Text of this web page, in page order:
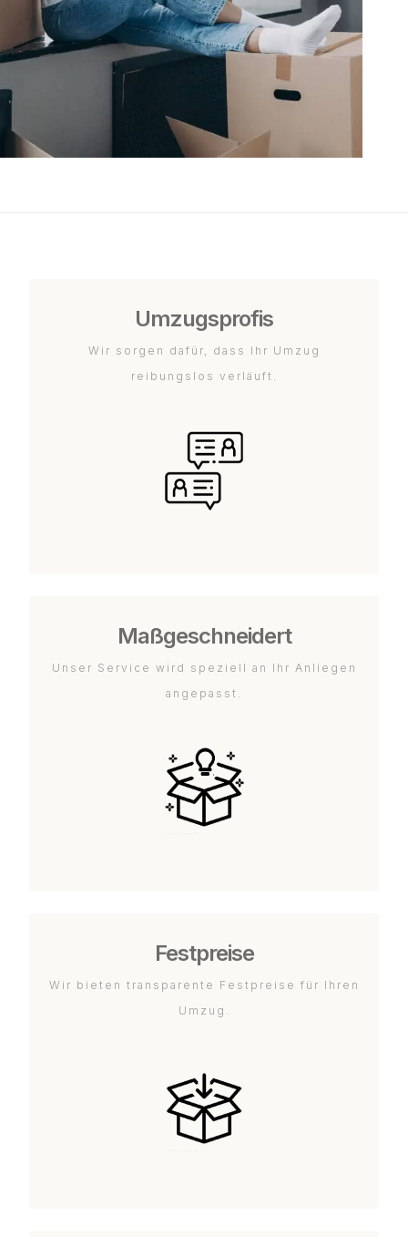
Umzugsprofis
Wir sorgen dafür, dass Ihr Umzug
reibungslos verläuft.
Maßgeschneidert
Unser Service wird speziell an Ihr Anliegen
angepasst.
Festpreise
Wir bieten transparente Festpreise für Ihren
Umzug.